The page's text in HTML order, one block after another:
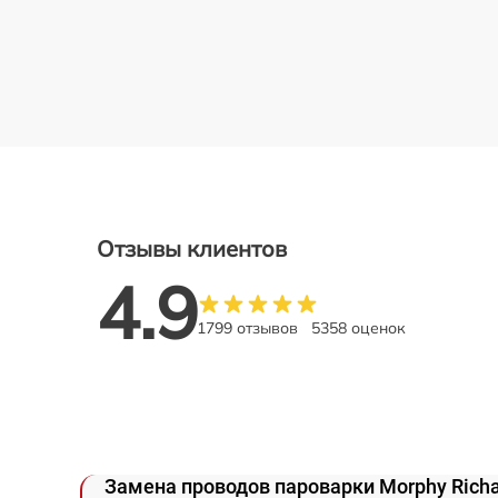
Отзывы клиентов
4.91799 отзывов 5358 оценок
Замена проводов пароварки Morphy